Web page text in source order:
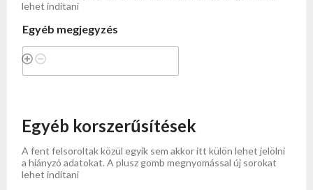
lehet indítani
Egyéb megjegyzés
Egyéb korszerűsítések
A fent felsoroltak közül egyik sem akkor itt külön lehet jelölni
a hiányzó adatokat. A plusz gomb megnyomással új sorokat
lehet indítani